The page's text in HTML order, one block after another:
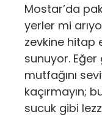
Mostar’da
yerler mi
zevkine hitap
sunuyor.
mutfağını
kaçırmayın;
sucuk gibi